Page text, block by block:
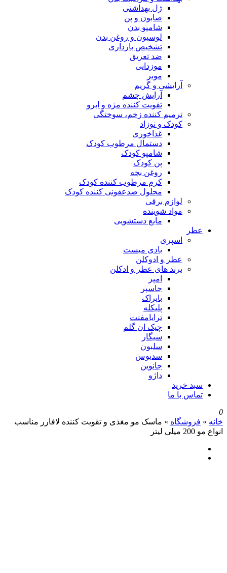
ژل بهداشتی
صابون و پن
شامپو بدن
لوسیون و روغن بدن
تشخیص بارداری
ضد تعریق
موزدایی
آرایشی و گریم
آرایش چشم
تقویت کننده مژه و ابرو
ترمیم کننده زخم، سوختگی
کودک و نوزاد
غذاخوری
دستمال مرطوب کودک
شامپو کودک
پن کودک
روغن بچه
کرم مرطوب کننده کودک
محلول ضدعفونی کننده کودک
لوازم برقی
مواد شوینده
مایع دستشویی
اسپری
بادی میست
عطر و ادوکلن
برند های عطر و ادکلن
ترایامفنت
چیک ان گلم
سدیوس
خرید
با ما
» ماسک مو مغذی و تقویت کننده لافارر مناسب